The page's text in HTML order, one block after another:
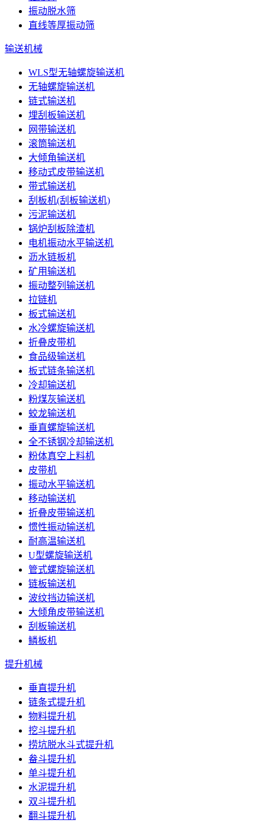
振动脱水筛
直线等厚振动筛
输送机械
WLS型无轴螺旋输送机
无轴螺旋输送机
链式输送机
埋刮板输送机
网带输送机
滚筒输送机
大倾角输送机
移动式皮带输送机
带式输送机
刮板机(刮板输送机)
污泥输送机
锅炉刮板除渣机
电机振动水平输送机
沥水链板机
矿用输送机
振动整列输送机
拉链机
板式输送机
水冷螺旋输送机
折叠皮带机
食品级输送机
板式链条输送机
冷却输送机
粉煤灰输送机
蛟龙输送机
垂直螺旋输送机
全不锈钢冷却输送机
粉体真空上料机
皮带机
振动水平输送机
移动输送机
折叠皮带输送机
惯性振动输送机
耐高温输送机
U型螺旋输送机
管式螺旋输送机
链板输送机
波纹挡边输送机
大倾角皮带输送机
刮板输送机
鳞板机
提升机械
垂直提升机
链条式提升机
物料提升机
挖斗提升机
捞坑脱水斗式提升机
畚斗提升机
单斗提升机
水泥提升机
双斗提升机
翻斗提升机